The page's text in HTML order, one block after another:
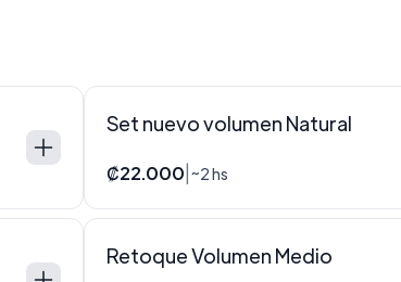
Set nuevo volumen Natural
₡22.000 ~2 hs
Retoque Volumen Medio